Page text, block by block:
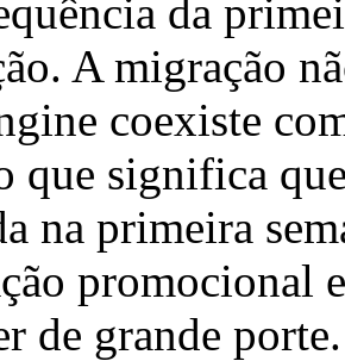
da
A migração
coexiste
que significa
na primeira
promocional
de grande porte.